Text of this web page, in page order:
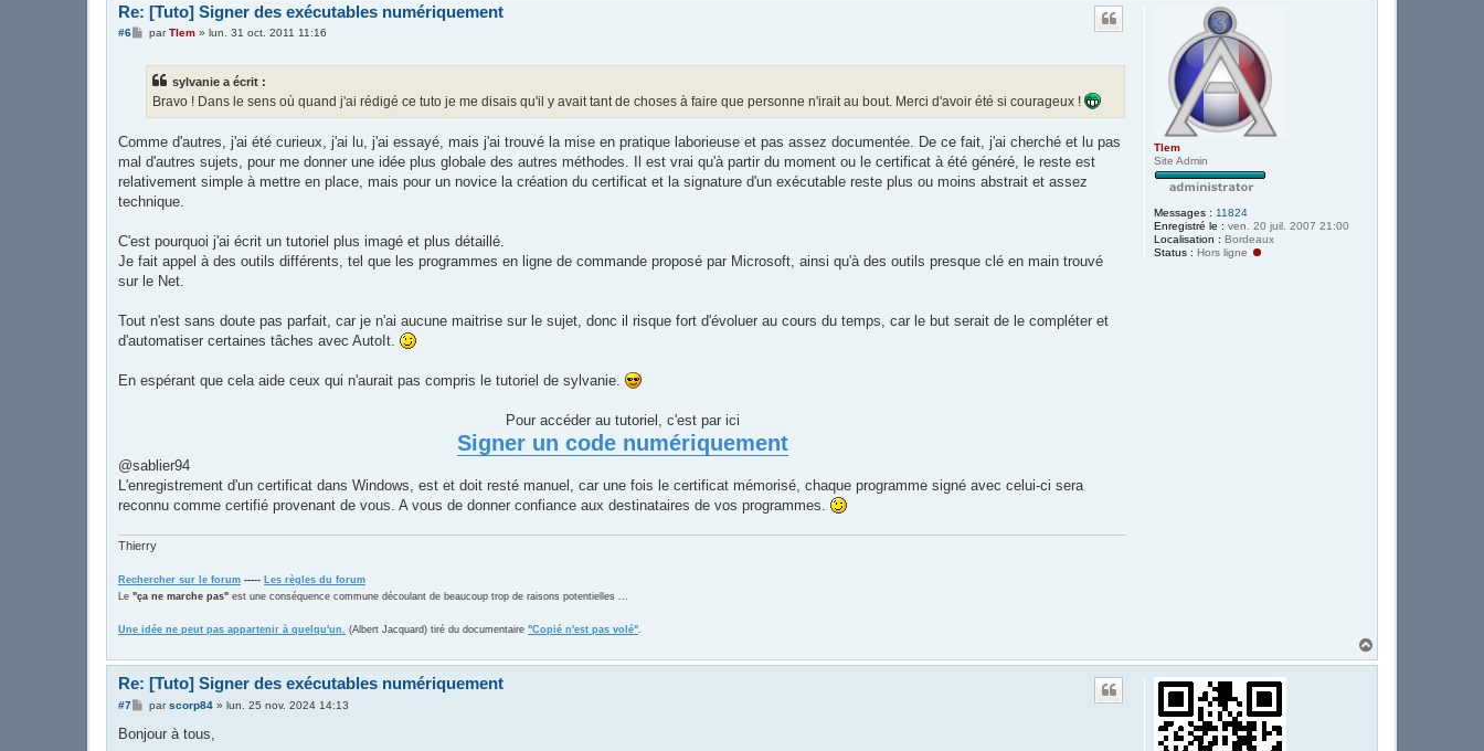
Tlem
Site Admin
Messages : 11824
Enregistré le : ven. 20 juil. 2007 21:00
Localisation : Bordeaux
Status : Hors ligne
Re: [Tuto] Signer des exécutables numériquement
#6
MparTlem» lun. 31 oct. 2011 11:16
sylvanie a écrit :
Bravo ! Dans le sens où quand j'ai rédigé ce tuto je me disais qu'il y avait tant de choses à faire que personne n'irait au bout. Merci d'avoir été si courageux !
Comme d'autres, j'ai été curieux, j'ai lu, j'ai essayé, mais j'ai trouvé la mise en pratique laborieuse et pas assez documentée. De ce fait, j'ai cherché et lu pas
mal d'autres sujets, pour me donner une idée plus globale des autres méthodes. Il est vrai qu'à partir du moment ou le certificat à été généré, le reste est
relativement simple à mettre en place, mais pour un novice la création du certificat et la signature d'un exécutable reste plus ou moins abstrait et assez
technique.
C'est pourquoi j'ai écrit un tutoriel plus imagé et plus détaillé.
Je fait appel à des outils différents, tel que les programmes en ligne de commande proposé par Microsoft, ainsi qu'à des outils presque clé en main trouvé
sur le Net.
Tout n'est sans doute pas parfait, car je n'ai aucune maitrise sur le sujet, donc il risque fort d'évoluer au cours du temps, car le but serait de le compléter et
d'automatiser certaines tâches avec AutoIt.
En espérant que cela aide ceux qui n'aurait pas compris le tutoriel de sylvanie.
Pour accéder au tutoriel, c'est par ici
Signer un code numériquement
@sablier94
L'enregistrement d'un certificat dans Windows, est et doit resté manuel, car une fois le certificat mémorisé, chaque programme signé avec celui-ci sera
reconnu comme certifié provenant de vous. A vous de donner confiance aux destinataires de vos programmes.
Thierry
Rechercher sur le forum ----- Les règles du forum
Le "ça ne marche pas" est une conséquence commune découlant de beaucoup trop de raisons potentielles ...
Une idée ne peut pas appartenir à quelqu'un. (Albert Jacquard) tiré du documentaire "Copié n'est pas volé".
a
Re: [Tuto] Signer des exécutables numériquement
#7
M
s
s
parscorp84» lun. 25 nov. 2024 14:13
Bonjour à tous,